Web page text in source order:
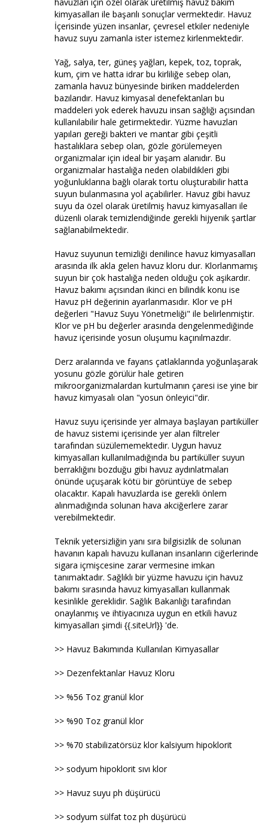
kimyasalları ile başarılı sonuçlar vermektedir. Havuz
İçerisinde yüzen insanlar, çevresel etkiler nedeniyle
havuz suyu zamanla ister istemez kirlenmektedir.
Yağ, salya, ter, güneş yağları, kepek, toz, toprak,
kum, çim ve hatta idrar bu kirliliğe sebep olan,
zamanla havuz bünyesinde biriken maddelerden
bazılarıdır. Havuz kimyasal denefektanları bu
maddeleri yok ederek havuzu insan sağlığı açısından
kullanılabilir hale getirmektedir. Yüzme havuzları
yapıları gereği bakteri ve mantar gibi çeşitli
hastalıklara sebep olan, gözle görülemeyen
organizmalar için ideal bir yaşam alanıdır. Bu
organizmalar hastalığa neden olabildikleri gibi
yoğunluklarına bağlı olarak tortu oluşturabilir hatta
suyun bulanmasına yol açabilirler. Havuz gibi havuz
suyu da özel olarak üretilmiş havuz kimyasalları ile
düzenli olarak temizlendiğinde gerekli hijyenik şartlar
sağlanabilmektedir.
Havuz suyunun temizliği denilince havuz kimyasalları
arasında ilk akla gelen havuz kloru dur. Klorlanmamış
suyun bir çok hastalığa neden olduğu çok aşikardır.
Havuz bakımı açısından ikinci en bilindik konu ise
Havuz pH değerinin ayarlanmasıdır. Klor ve pH
değerleri "Havuz Suyu Yönetmeliği" ile belirlenmiştir.
Klor ve pH bu değerler arasında dengelenmediğinde
havuz içerisinde yosun oluşumu kaçınılmazdır.
Derz aralarında ve fayans çatlaklarında yoğunlaşarak
yosunu gözle görülür hale getiren
mikroorganizmalardan kurtulmanın çaresi ise yine bir
havuz kimyasalı olan "yosun önleyici"dir.
Havuz suyu içerisinde yer almaya başlayan partiküller
de havuz sistemi içerisinde yer alan filtreler
tarafından süzülememektedir. Uygun havuz
kimyasalları kullanılmadığında bu partiküller suyun
berraklığını bozduğu gibi havuz aydınlatmaları
önünde uçuşarak kötü bir görüntüye de sebep
olacaktır. Kapalı havuzlarda ise gerekli önlem
alınmadığında solunan hava akciğerlere zarar
verebilmektedir.
Teknik yetersizliğin yanı sıra bilgisizlik de solunan
havanın kapalı havuzu kullanan insanların ciğerlerinde
sigara içmişcesine zarar vermesine imkan
tanımaktadır. Sağlıklı bir yüzme havuzu için havuz
bakımı sırasında havuz kimyasalları kullanmak
kesinlikle gereklidir. Sağlık Bakanlığı tarafından
onaylanmış ve ihtiyacınıza uygun en etkili havuz
kimyasalları şimdi {{.siteUrl}} 'de.
>> Havuz Bakımında Kullanılan Kimyasallar
>> Dezenfektanlar Havuz Kloru
>> %56 Toz granül klor
>> %90 Toz granül klor
>> %70 stabilizatörsüz klor kalsiyum hipoklorit
>> sodyum hipoklorit sıvı klor
>> Havuz suyu ph düşürücü
>> sodyum sülfat toz ph düşürücü